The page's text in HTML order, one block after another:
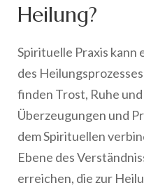
Heilung?
Spirituelle Praxis
des
finden Trost, Ruhe
Überzeugungen und
dem Spirituellen
Ebene des
erreichen, die zur